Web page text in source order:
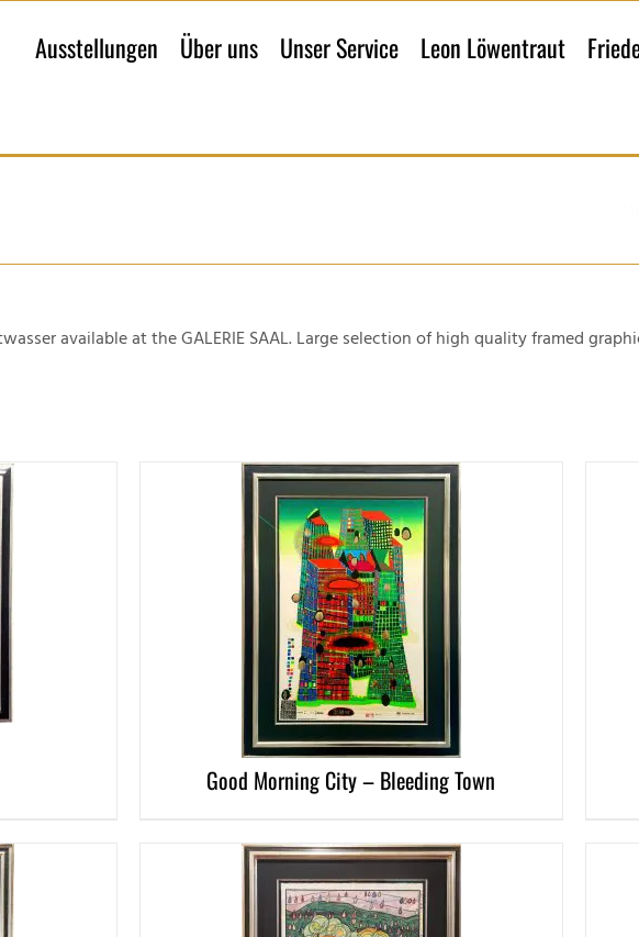
Ausstellungen Über uns Unser Service Leon Löwentraut
available at the GALERIE SAAL. Large selection of high quality framed
Good Morning City – Bleeding Town